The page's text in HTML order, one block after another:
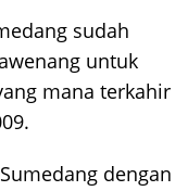
sudah
untuk
mana terkahir
dengan